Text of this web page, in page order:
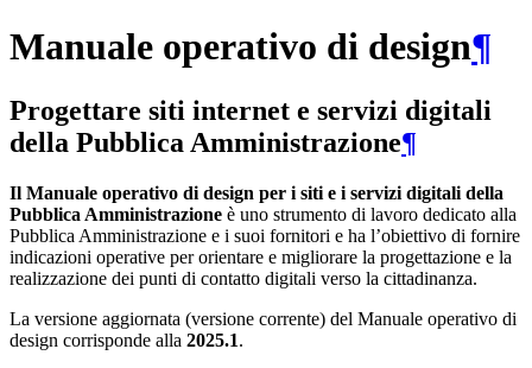
Manuale operativo di design¶
Progettare siti internet e servizi digitali
della Pubblica Amministrazione¶
Il Manuale operativo di design per i siti e i servizi digitali della
Pubblica Amministrazione è uno strumento di lavoro dedicato alla
Pubblica Amministrazione e i suoi fornitori e ha l’obiettivo di fornire
indicazioni operative per orientare e migliorare la progettazione e la
realizzazione dei punti di contatto digitali verso la cittadinanza.
La versione aggiornata (versione corrente) del Manuale operativo di
design corrisponde alla 2025.1.